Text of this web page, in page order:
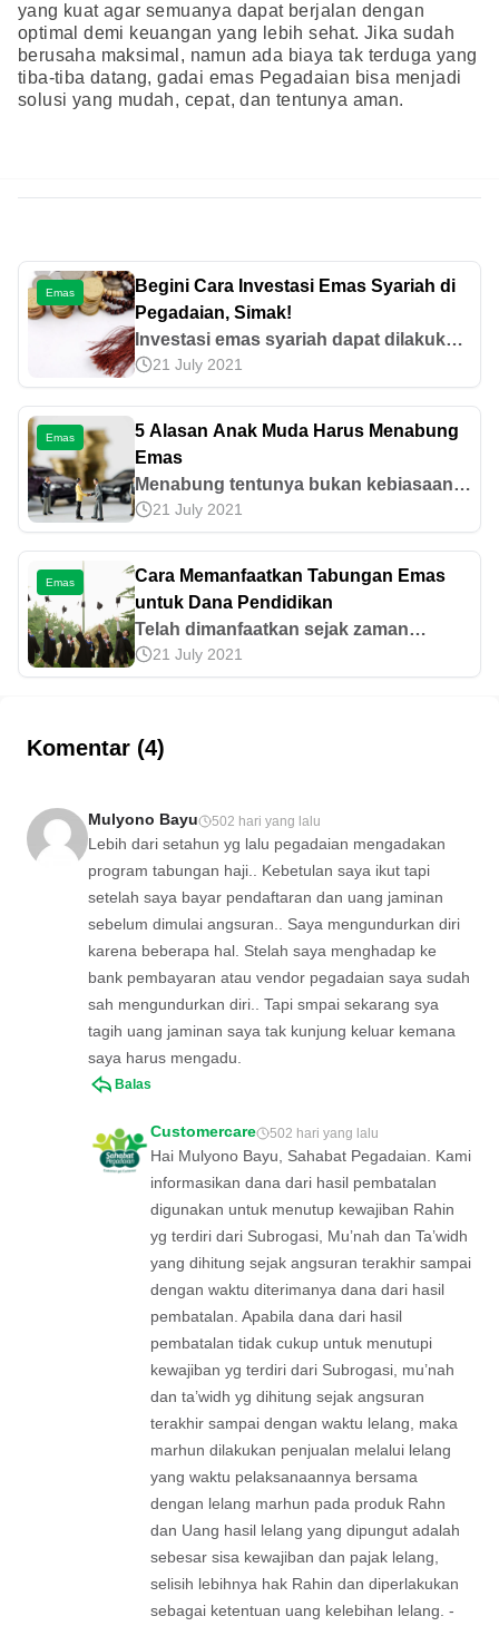
yang kuat agar semuanya dapat berjalan dengan
optimal demi keuangan yang lebih sehat. Jika sudah
berusaha maksimal, namun ada biaya tak terduga yang
tiba-tiba datang, gadai emas Pegadaian bisa menjadi
solusi yang mudah, cepat, dan tentunya aman.
Emas
Begini Cara Investasi Emas Syariah di
Pegadaian, Simak!
Investasi emas syariah dapat dilakukan
di Pegadaian melalui Cicil Emas. Yuk,
ketahui cara investasi emas di
Pegadaian secara syariah dalam artikel
ini!
21 July 2021
Emas
5 Alasan Anak Muda Harus Menabung
Emas
Menabung tentunya bukan kebiasaan
yang asing bagi mayoritas anak muda.
Sejak usia belia sampai beranjak
dewasa, orang tua pasti sering
menganjurkan anak untuk menyisihkan
sebagian uang jajannya ke dalam
tabungan. Tapi selain menabung uang,
cara tepat untuk berlatih investasi
21 July 2021
Emas
Cara Memanfaatkan Tabungan Emas
untuk Dana Pendidikan
Telah dimanfaatkan sejak zaman
dahulu, sistem investasi; tabungan;
maupun asuransi emas mennjadi cara
“menabung” atau yang lebih ekstrem
lagi: mempersiapkan masa depan.
mudah. Cukup membeli, simpan, lalu
jual di kemudian hari. Entah “dicairkan”
saat terpepet atau justru butuh uang,
tabungan emas Anda sudah
memberikan keuntungan. [&hellip;]
21 July 2021
Komentar (4)
Mulyono Bayu 502 hari yang lalu
Lebih dari setahun yg lalu pegadaian mengadakan
program tabungan haji.. Kebetulan saya ikut tapi
setelah saya bayar pendaftaran dan uang jaminan
sebelum dimulai angsuran.. Saya mengundurkan diri
karena beberapa hal. Stelah saya menghadap ke
bank pembayaran atau vendor pegadaian saya sudah
sah mengundurkan diri.. Tapi smpai sekarang sya
tagih uang jaminan saya tak kunjung keluar kemana
saya harus mengadu.
Balas
Customercare 502 hari yang lalu
Hai Mulyono Bayu, Sahabat Pegadaian. Kami
informasikan dana dari hasil pembatalan
digunakan untuk menutup kewajiban Rahin
yg terdiri dari Subrogasi, Mu’nah dan Ta’widh
yang dihitung sejak angsuran terakhir sampai
dengan waktu diterimanya dana dari hasil
pembatalan. Apabila dana dari hasil
pembatalan tidak cukup untuk menutupi
kewajiban yg terdiri dari Subrogasi, mu’nah
dan ta’widh yg dihitung sejak angsuran
terakhir sampai dengan waktu lelang, maka
marhun dilakukan penjualan melalui lelang
yang waktu pelaksanaannya bersama
dengan lelang marhun pada produk Rahn
dan Uang hasil lelang yang dipungut adalah
sebesar sisa kewajiban dan pajak lelang,
selisih lebihnya hak Rahin dan diperlakukan
sebagai ketentuan uang kelebihan lelang. -